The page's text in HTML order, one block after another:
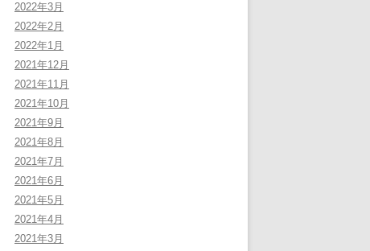
2022年3月
2022年2月
2022年1月
2021年12月
2021年11月
2021年10月
2021年9月
2021年8月
2021年7月
2021年6月
2021年5月
2021年4月
2021年3月